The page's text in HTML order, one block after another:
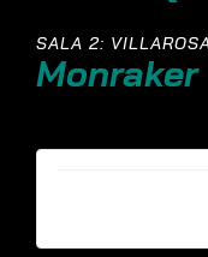
SALA 2:
Monraker